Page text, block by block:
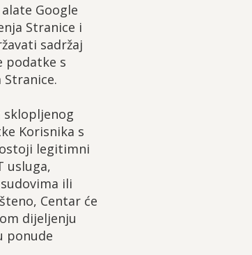
Google
Stranice i
sadržaj
podatke s
sklopljenog
Korisnika s
legitimni
usluga,
ili
Centar će
dijeljenju
ponude